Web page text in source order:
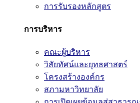
การรับรองหลักสูตร
การบริหาร
คณะผู้บริหาร
วิสัยทัศน์และยุทธศาสตร์
โครงสร้างองค์กร
สภามหาวิทยาลัย